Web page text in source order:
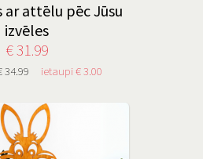
ar attēlu pēc Jūsu
izvēles
€ 31.99
34.99 ietaupi € 3.00